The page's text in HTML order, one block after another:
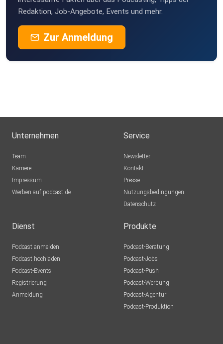
Ich freue mich IMMER, über eine Nachricht/ Kommentar/
Insta
⁠@nature_and_intuition
Redaktion, Job-Angebote, Events und mehr.
Zur Anmeldung
Unternehmen
Team
Karriere
Impressum
Werben auf podcast.de
Service
Newsletter
Kontakt
Presse
Nutzungsbedingungen
Datenschutz
Dienst
Podcast anmelden
Podcast hochladen
Podcast-Events
Registrierung
Anmeldung
Produkte
Podcast-Beratung
Podcast-Jobs
Podcast-Push
Podcast-Werbung
Podcast-Agentur
Podcast-Produktion